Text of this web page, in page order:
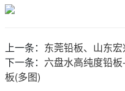
上一条： 东莞铅板、山东
下一条： 六盘水高纯度铅
板(多图)